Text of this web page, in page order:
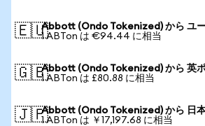
🇪🇺Abbott (Ondo Tokenized) から ユ
1 ABTon は €94.44 に相当
🇬🇧Abbott (Ondo Tokenized) から 英
1 ABTon は £80.88 に相当
🇯🇵Abbott (Ondo Tokenized) から 日
1 ABTon は ￥17,197.68 に相当